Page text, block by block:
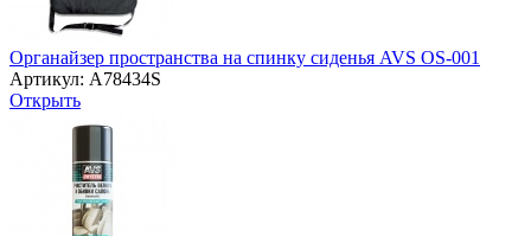
Органайзер пространства на спинку сиденья AVS OS-001
Артикул: A78434S
Открыть